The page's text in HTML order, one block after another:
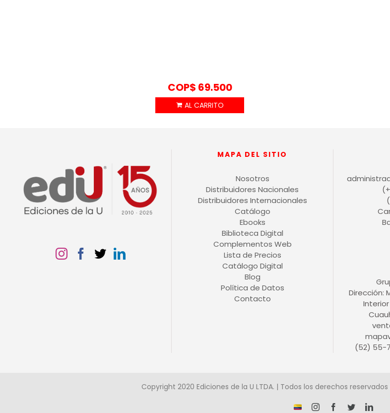
COP$ 69.500
MAPA DEL SITIO
Nosotros
Distribuidores Nacionales
Distribuidores Internacionales
Catálogo
Ebooks
Biblioteca Digital
Complementos Web
Lista de Precios
Catálogo Digital
Blog
Política de Datos
Contacto
Dirección:
Interior
(52) 55-
Copyright 2020 Ediciones de la U LTDA. | Todos los derechos
¡Somos InstagramFacebook
X